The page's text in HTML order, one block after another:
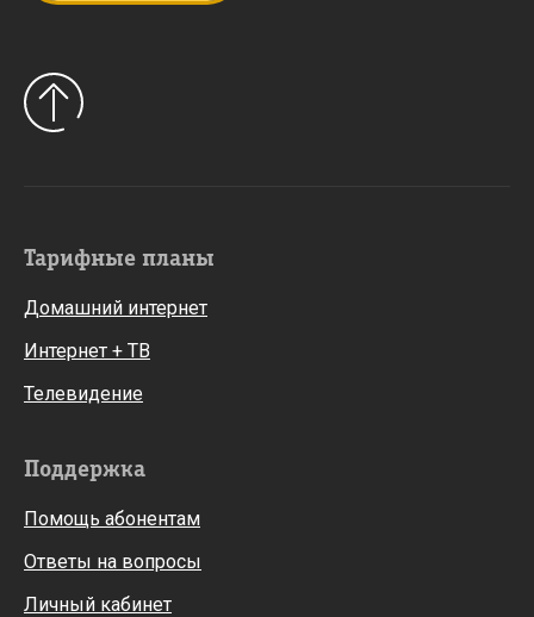
Тарифные планы
Домашний интернет
Интернет + ТВ
Телевидение
Поддержка
Помощь абонентам
Ответы на вопросы
Личный кабинет